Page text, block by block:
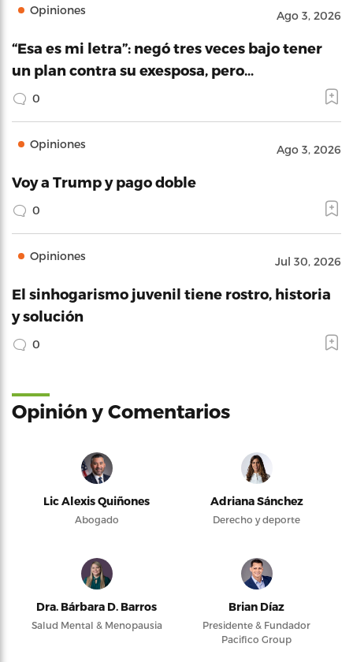
Opiniones Ago 3, 2026
“Esa es mi letra”: negó tres veces bajo tener
un plan contra su exesposa, pero…
0
Opiniones Ago 3, 2026
Voy a Trump y pago doble
0
Opiniones Jul 30, 2026
El sinhogarismo juvenil tiene rostro, historia
y solución
0
Opinión y Comentarios
Lic Alexis Quiñones
Abogado
Adriana Sánchez
Derecho y deporte
Dra. Bárbara D. Barros
Salud Mental & Menopausia
Brian Díaz
Presidente & Fundador
Pacifico Group